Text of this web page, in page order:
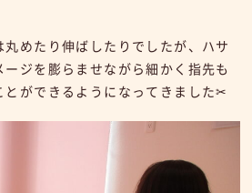
めたり伸ばしたりでしたが、ハサ
ジを膨らませながら細かく指先も
とができるようになってきました✂